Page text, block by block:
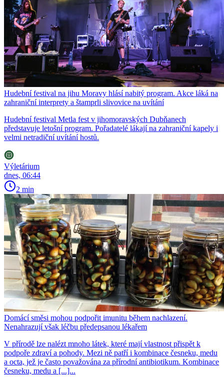
Hudební festival na jihu Moravy hlásí nabitý program. Akce láká na
zahraniční interprety a štamprli slivovice na uvítání
Hudební festival Metla fest v jihomoravských Dubňanech
představuje letošní program. Pořadatelé lákají na zahraniční kapely i
velmi netradiční uvítání hostů.
Výletárium
dnes, 06:44
2 min
Domácí směsi mohou podpořit imunitu během nachlazení.
Nenahrazují však léčbu předepsanou lékařem
V přírodě lze nalézt mnoho látek, které mají vlastnost přispět k
podpoře zdraví a pohody. Mezi ně patří i kombinace česneku, medu
a octa, jež je často považována za přírodní antibiotikum. Kombinace
česneku, medu a [...]...